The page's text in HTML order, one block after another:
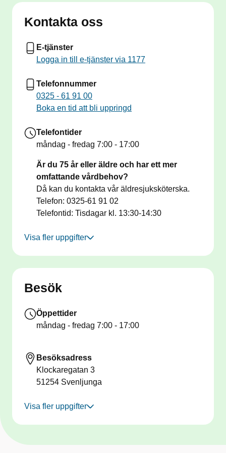
hudförändringar).
Vi erbjuder personlig telefonkontakt för dig som är
listad hos oss och har fyllt 75 år. Våra
äldresjuksköterskor Ulrika och Eva-Lena finns
tillgängliga för rådgivning och stöd i vårdfrågor när
det gäller äldres hälsa. Du kan ringa direkt via
telefonnummer 0325-619102 på tisdagar mellan
klockan 13.30 och 14.30.
Vaccinera dig mot TBE. Ring oss för att boka tid.
(260624)
Kontakta oss
E-tjänster
Logga in till e-tjänster via 1177
Telefonnummer
0325 - 61 91 00
Boka en tid att bli uppringd
Telefontider
måndag - fredag 7:00 - 17:00
Är du 75 år eller äldre och har ett mer
omfattande vårdbehov?
Då kan du kontakta vår äldresjuksköterska.
Telefon: 0325-61 91 02
Telefontid: Tisdagar kl. 13:30-14:30
Visa fler uppgifter
Besök
Öppettider
måndag - fredag 7:00 - 17:00
Besöksadress
Klockaregatan 3
51254 Svenljunga
Visa fler uppgifter